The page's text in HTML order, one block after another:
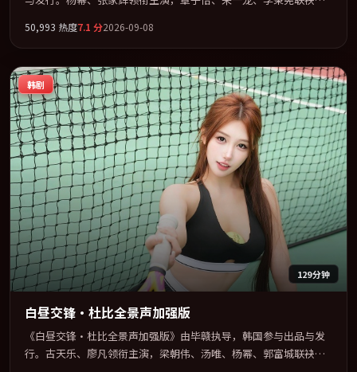
争」类型为骨架，在叙事、表演与视听上力求统一。定于 2026-12-
25 在内地院线及主流平台同步亮相，2026 年度话题片中口碑稳健，
适合喜欢强情节与人物弧光的观众完整观看。
50,993 热度7.1 分2026-09-08
韩剧
129分钟
白昼交锋·杜比全景声加强版
《白昼交锋·杜比全景声加强版》由毕赣执导，韩国参与出品与发
行。古天乐、廖凡领衔主演，梁朝伟、汤唯、杨幂、郭富城联袂出